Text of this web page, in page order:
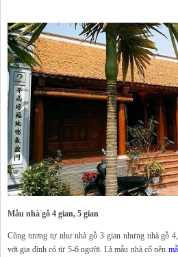
Mẫu nhà gỗ 4 gian, 5 gian
Cũng tương tự như nhà gỗ 3 gian nhưng nhà gỗ
với gia đình có từ 5-6 người. Là mẫu nhà cổ nên